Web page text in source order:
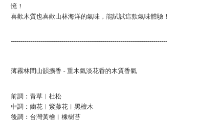
憶！
喜歡木質也喜歡山林海洋的氣味，能試試這款氣味體驗！
--------------------------------------------------------------------------------
薄霧林間山韻擴香 - 重木氣淡花香的木質香氣
前調：青草︱杜松
中調：蘭花︱紫藤花︱黑檀木
後調：台灣黃檜︱橡樹苔